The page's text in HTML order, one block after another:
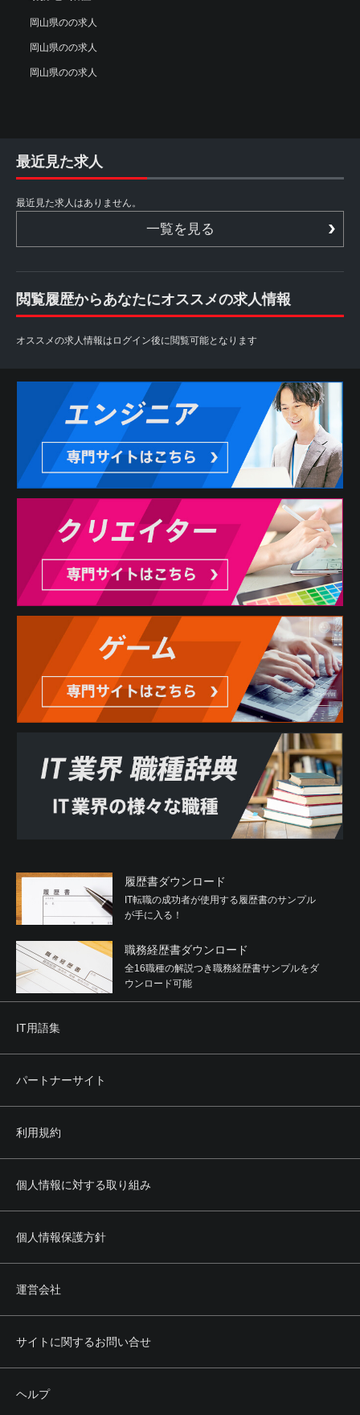
岡山県のの求人
岡山県のの求人
岡山県のの求人
最近見た求人
最近見た求人はありません。
一覧を見る
閲覧履歴からあなたにオススメの求人情報
オススメの求人情報はログイン後に閲覧可能となります
履歴書ダウンロード
IT転職の成功者が使用する履歴書のサンプル
が手に入る！
職務経歴書ダウンロード
全16職種の解説つき職務経歴書サンプルをダ
ウンロード可能
IT用語集
パートナーサイト
利用規約
個人情報に対する取り組み
個人情報保護方針
運営会社
サイトに関するお問い合せ
ヘルプ